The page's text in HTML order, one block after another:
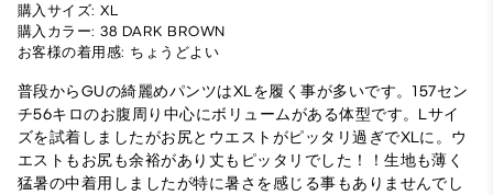
購入サイズ: XL
購入カラー: 38 DARK BROWN
お客様の着用感: ちょうどよい
普段からGUの綺麗めパンツはXLを履く事が多いです。157セン
チ56キロのお腹周り中心にボリュームがある体型です。Lサイ
ズを試着しましたがお尻とウエストがピッタリ過ぎでXLに。ウ
エストもお尻も余裕があり丈もピッタリでした！！生地も薄く
猛暑の中着用しましたが特に暑さを感じる事もありませんでし